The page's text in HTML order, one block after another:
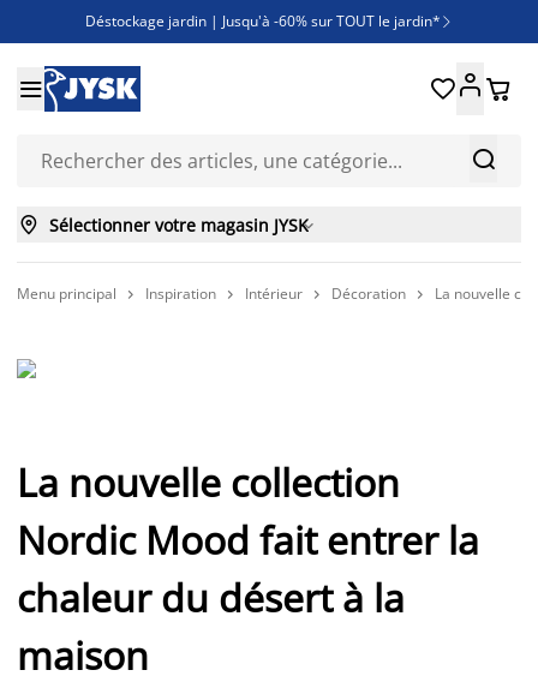
Déstockage jardin | Jusqu'à -60% sur TOUT le jardin* 
Jusqu'à -50% sur une sélection literie
Découvrez les nouveautés de la collection


 
 Sélectionner votre magasin JYSK
Menu principal  Inspiration  Intérieur  Décoration  La nouvelle
La nouvelle collection
Nordic Mood fait entrer la
chaleur du désert à la
maison